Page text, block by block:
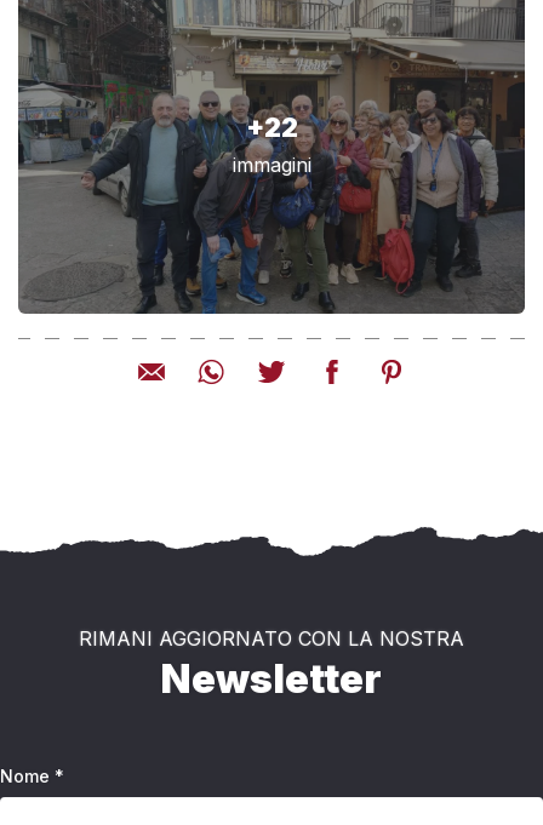
+22
immagini
RIMANI AGGIORNATO CON LA NOSTRA
Newsletter
Nome *